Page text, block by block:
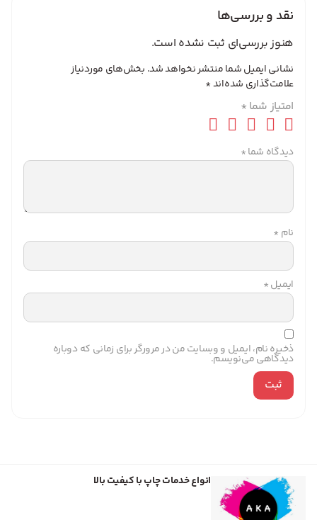
نقد و بررسی‌ها
هنوز بررسی‌ای ثبت نشده است.
نشانی ایمیل شما منتشر نخواهد شد. بخش‌های موردنیاز
علامت‌گذاری شده‌اند*
امتیاز شما *
دیدگاه شما*
نام *
ایمیل*
ذخیره نام، ایمیل و وبسایت من در مرورگر برای زمانی که دوباره
دیدگاهی می‌نویسم.
انواع خدمات چاپ با کیفیت بالا